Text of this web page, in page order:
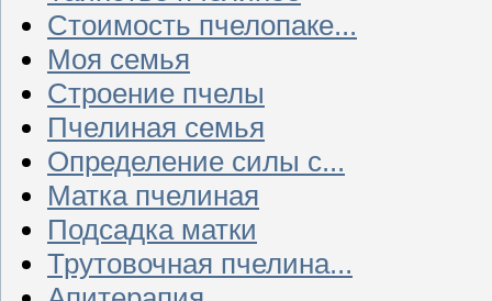
Стоимость пчелопаке...
Моя семья
Строение пчелы
Пчелиная семья
Определение силы с...
Матка пчелиная
Подсадка матки
Трутовочная пчелина...